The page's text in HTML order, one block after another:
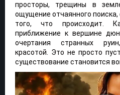
просторы, трещины в
ощущение отчаянного
того, что происходит.
приближение к вершине
очертания странных
красотой. Это не просто
существование становится